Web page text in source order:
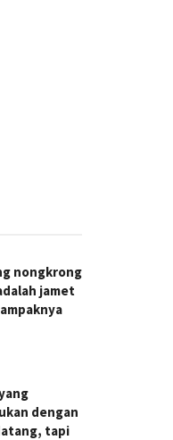
nongkrong
jamet
dengan
tapi